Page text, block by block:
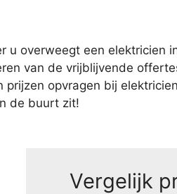
overweegt een elektricien
van de vrijblijvende
opvragen bij
de buurt zit!
Vergelijk